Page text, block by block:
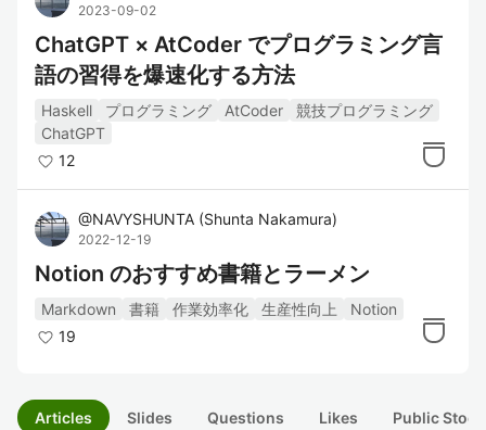
2023-09-02
ChatGPT × AtCoder でプログラミング言
語の習得を爆速化する方法
Haskell プログラミング AtCoder
競技プログラミング
ChatGPT
12
@NAVYSHUNTA (Shunta Nakamura)
2022-12-19
Notion のおすすめ書籍とラーメン
Markdown 書籍 作業効率化 生産性向上
Notion
19
Articles Slides Questions Likes Public